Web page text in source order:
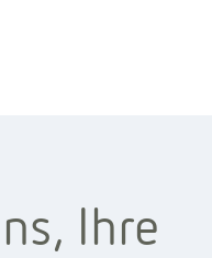
Ihre